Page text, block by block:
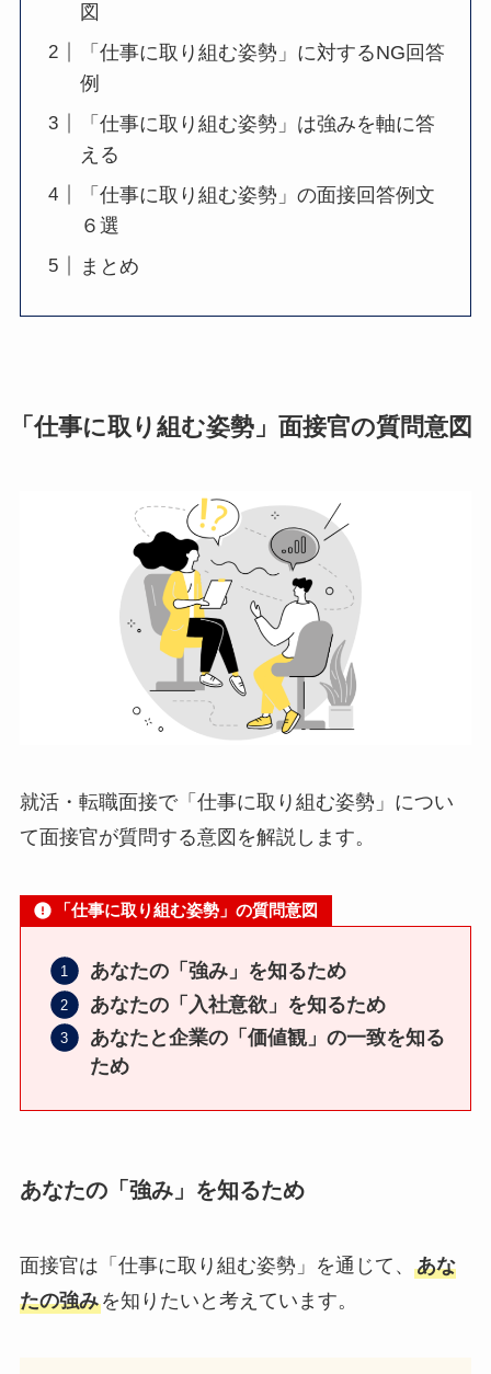
図
「仕事に取り組む姿勢」に対するNG回答
例
「仕事に取り組む姿勢」は強みを軸に答
える
「仕事に取り組む姿勢」の面接回答例文
６選
まとめ
「仕事に取り組む姿勢」面接官の質問意図
就活・転職面接で「仕事に取り組む姿勢」につい
て面接官が質問する意図を解説します。
「仕事に取り組む姿勢」の質問意図
あなたの「強み」を知るため
あなたの「入社意欲」を知るため
あなたと企業の「価値観」の一致を知る
ため
あなたの「強み」を知るため
面接官は「仕事に取り組む姿勢」を通じて、 あな
たの強みを知りたいと考えています。